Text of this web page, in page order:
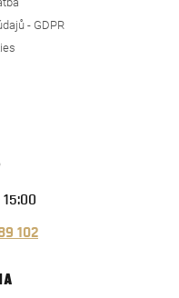
- GDPR
102